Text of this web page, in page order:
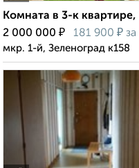
Комната в 3-к квартире,
2 000 000 ₽ 181 900 ₽ за
мкр. 1-й, Зеленоград к158